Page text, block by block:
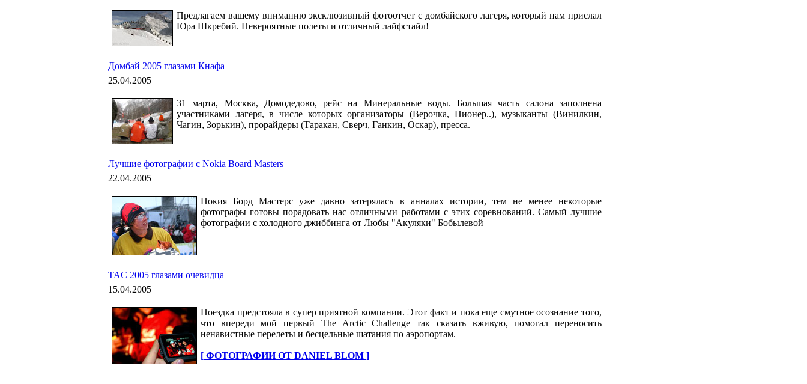
Предлагаем вашему вниманию эксклюзивный фотоотчет с домбайского лагеря, который нам прислал
Юра Шкребий. Невероятные полеты и отличный лайфстайл!
Домбай 2005 глазами Кнафа
25.04.2005
31 марта, Москва, Домодедово, рейс на Минеральные воды. Большая часть салона заполнена
участниками лагеря, в числе которых организаторы (Верочка, Пионер..), музыканты (Винилкин,
Чагин, Зорькин), прорайдеры (Таракан, Сверч, Ганкин, Оскар), пресса.
Лучшие фотографии с Nokia Board Masters
22.04.2005
Нокия Борд Мастерс уже давно затерялась в анналах истории, тем не менее некоторые
фотографы готовы порадовать нас отличными работами с этих соревнований. Самый лучшие
фотографии с холодного джиббинга от Любы "Акуляки" Бобылевой
TAC 2005 глазами очевидца
15.04.2005
Поездка предстояла в супер приятной компании. Этот факт и пока еще смутное осознание того,
что впереди мой первый The Arctic Challenge так сказать вживую, помогал переносить
ненавистные перелеты и бесцельные шатания по аэропортам.
[ ФОТОГРАФИИ ОТ DANIEL BLOM ]